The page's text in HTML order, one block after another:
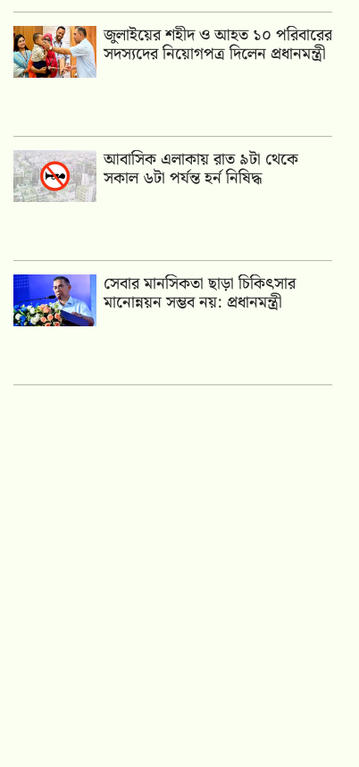
জুলাইয়ের শহীদ ও আহত ১০ পরিবারের
সদস্যদের নিয়োগপত্র দিলেন প্রধানমন্ত্রী
আবাসিক এলাকায় রাত ৯টা থেকে
সকাল ৬টা পর্যন্ত হর্ন নিষিদ্ধ
সেবার মানসিকতা ছাড়া চিকিৎসার
মানোন্নয়ন সম্ভব নয়: প্রধানমন্ত্রী